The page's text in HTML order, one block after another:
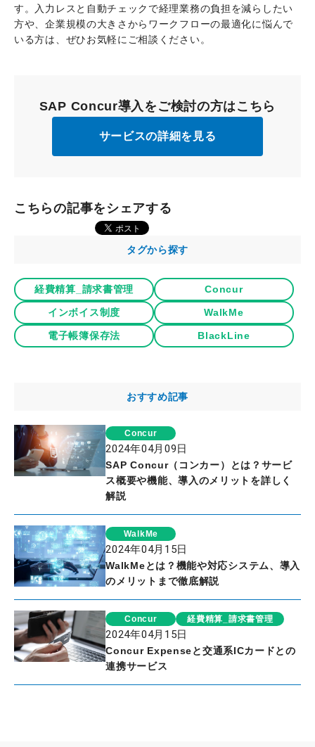
す。入力レスと自動チェックで経理業務の負担を減らしたい
方や、企業規模の大きさからワークフローの最適化に悩んで
いる方は、ぜひお気軽にご相談ください。
SAP Concur導入をご検討の方はこちら
サービスの詳細を見る
こちらの記事をシェアする
タグから探す
経費精算_請求書管理 Concur
インボイス制度 WalkMe
電子帳簿保存法 BlackLine
おすすめ記事
Concur
2024年04月09日
SAP Concur（コンカー）とは？サービ
ス概要や機能、導入のメリットを詳しく
解説
WalkMe
2024年04月15日
WalkMeとは？機能や対応システム、導入
のメリットまで徹底解説
Concur 経費精算_請求書管理
2024年04月15日
Concur Expenseと交通系ICカードとの
連携サービス